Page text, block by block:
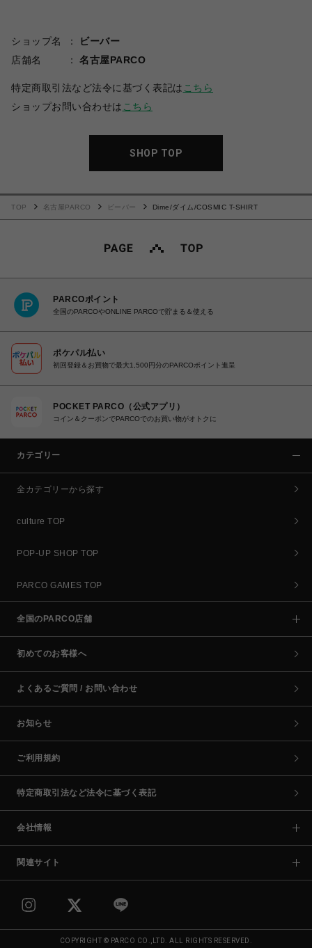
ショップ名
ビーバー
店舗名
名古屋PARCO
特定商取引法など法令に基づく表記は こちら
ショップお問い合わせは こちら
SHOP TOP
TOP 名古屋PARCO ビーバー Dime/ダイム/COSMIC T-SHIRT
PARCOポイント
全国のPARCOやONLINE PARCOで貯まる＆使える
ポケパル払い
初回登録＆お買物で最大1,500円分のPARCOポイント進呈
POCKET PARCO（公式アプリ）
コイン＆クーポンでPARCOでのお買い物がオトクに
カテゴリー
全カテゴリーから探す
culture TOP
POP-UP SHOP TOP
PARCO GAMES TOP
全国のPARCO店舗
初めてのお客様へ
よくあるご質問 / お問い合わせ
お知らせ
ご利用規約
特定商取引法など法令に基づく表記
会社情報
関連サイト
COPYRIGHT © PARCO CO.,LTD. ALL RIGHTS RESERVED.